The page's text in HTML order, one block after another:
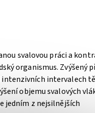
svalovou práci a
organismus. Zvýšený
intervalech
objemu svalových
jedním z nejsilnějších